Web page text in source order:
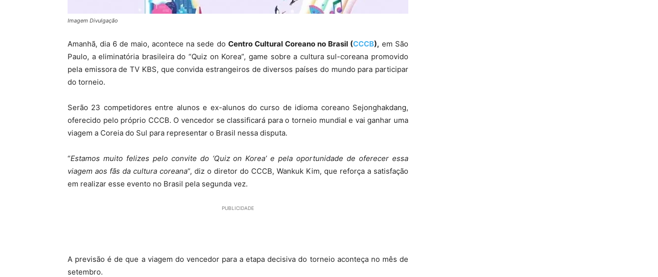
Imagem Divulgação
Amanhã, dia 6 de maio, acontece na sede do Centro Cultural Coreano no Brasil (CCCB), em São
Paulo, a eliminatória brasileira do “Quiz on Korea”, game sobre a cultura sul-coreana promovido
pela emissora de TV KBS, que convida estrangeiros de diversos países do mundo para participar
do torneio.
Serão 23 competidores entre alunos e ex-alunos do curso de idioma coreano Sejonghakdang,
oferecido pelo próprio CCCB. O vencedor se classificará para o torneio mundial e vai ganhar uma
viagem a Coreia do Sul para representar o Brasil nessa disputa.
“Estamos muito felizes pelo convite do ‘Quiz on Korea’ e pela oportunidade de oferecer essa
viagem aos fãs da cultura coreana“, diz o diretor do CCCB, Wankuk Kim, que reforça a satisfação
em realizar esse evento no Brasil pela segunda vez.
PUBLICIDADE
A previsão é de que a viagem do vencedor para a etapa decisiva do torneio aconteça no mês de
setembro.